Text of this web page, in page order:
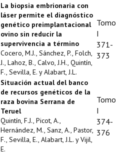
La biopsia embrionaria con
láser permite el diagnóstico
genético preimplantacional
ovino sin reducir la
supervivencia a término
Cocero, M.J., Sánchez, P., Folch,
J., Lahoz, B., Calvo, J.H., Quintín,
F., Sevilla, E. y Alabart, J.L.
Tomo
I
371-
373
Situación actual del banco
de recursos genéticos de la
raza bovina Serrana de
Teruel
Quintín, F.J., Picot, A.,
Hernández, M., Sanz, A., Pastor,
F., Sevilla, E., Alabart, J.L. y Vijil,
E.
Tomo
I
374-
376